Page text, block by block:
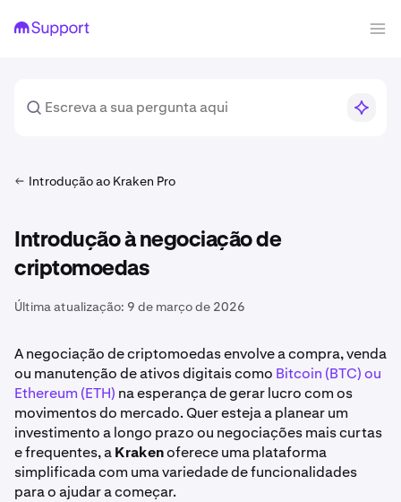
Introdução ao Kraken Pro
Introdução à negociação de
criptomoedas
Última atualização: 9 de março de 2026
A negociação de criptomoedas envolve a compra, venda
ou manutenção de ativos digitais como Bitcoin (BTC) ou
Ethereum (ETH) na esperança de gerar lucro com os
movimentos do mercado. Quer esteja a planear um
investimento a longo prazo ou negociações mais curtas
e frequentes, aKrakenoferece uma plataforma
simplificada com uma variedade de funcionalidades
para o ajudar a começar.